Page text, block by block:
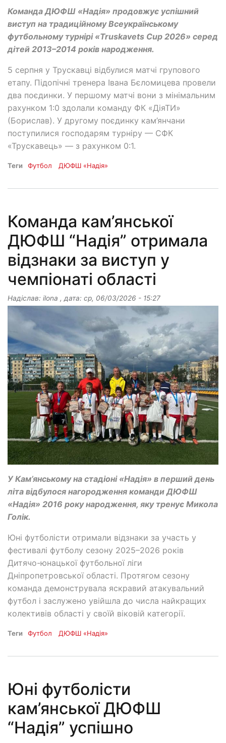
Команда ДЮФШ «Надія» продовжує успішний
виступ на традиційному Всеукраїнському
футбольному турнірі «Truskavets Cup 2026» серед
дітей 2013–2014 років народження.
5 серпня у Трускавці відбулися матчі групового
етапу. Підопічні тренера Івана Бєломицева провели
два поєдинки. У першому матчі вони з мінімальним
рахунком 1:0 здолали команду ФК «ДіяТИ»
(Борислав). У другому поєдинку кам’янчани
поступилися господарям турніру — СФК
«Трускавець» — з рахунком 0:1.
Теги Футбол ДЮФШ «Надія»
Команда кам’янської
ДЮФШ “Надія” отримала
відзнаки за виступ у
чемпіонаті області
Надіслав: ilona , дата: ср, 06/03/2026 - 15:27
У Кам’янському на стадіоні «Надія» в перший день
літа відбулося нагородження команди ДЮФШ
«Надія» 2016 року народження, яку тренує Микола
Голік.
Юні футболісти отримали відзнаки за участь у
фестивалі футболу сезону 2025–2026 років
Дитячо-юнацької футбольної ліги
Дніпропетровської області. Протягом сезону
команда демонструвала яскравий атакувальний
футбол і заслужено увійшла до числа найкращих
колективів області у своїй віковій категорії.
Теги Футбол ДЮФШ «Надія»
Юні футболісти
кам’янської ДЮФШ
“Надія” успішно